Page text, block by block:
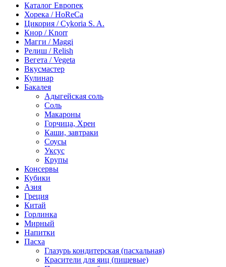
Каталог Европек
Хорека / HoReCa
Цикория / Cykoria S. A.
Кнор / Knorr
Магги / Maggi
Релиш / Relish
Вегета / Vegeta
Вкусмастер
Кулинар
Бакалея
Адыгейская соль
Соль
Макароны
Горчица, Хрен
Каши, завтраки
Соусы
Уксус
Крупы
Консервы
Кубики
Азия
Греция
Китай
Горлинка
Мирный
Напитки
Пасха
Глазурь кондитерская (пасхальная)
Красители для яиц (пищевые)